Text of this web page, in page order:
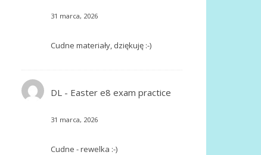
31 marca, 2026
Cudne materiały, dziękuję :-)
DL- Easter e8 exam practice
31 marca, 2026
Cudne - rewelka :-)